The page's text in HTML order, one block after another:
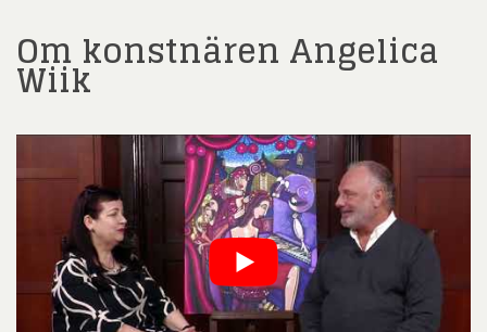
Om konstnären Angelica
Wiik